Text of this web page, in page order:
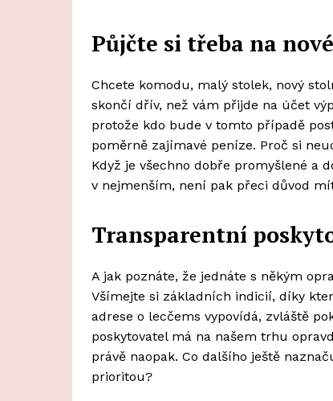
Půjčte si třeba na
Chcete komodu, malý stolek, nový
skončí dřív, než vám přijde na účet
protože kdo bude v tomto případě
poměrně zajímavé peníze. Proč si
Když je všechno dobře promyšlené a
v nejmenším, není pak přeci důvod
Transparentní
A jak poznáte, že jednáte s někým
Všímejte si základních indicií, díky
adrese o lecčems vypovídá, zvláště
poskytovatel má na našem trhu
právě naopak. Co dalšího ještě
prioritou?